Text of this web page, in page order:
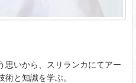
思いから、スリランカにてアー
と知識を学ぶ。